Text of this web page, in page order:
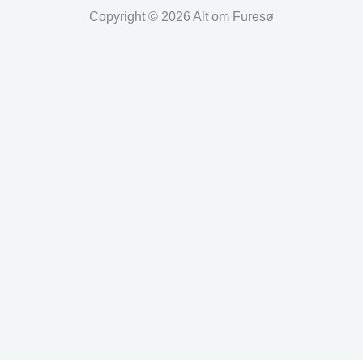
Copyright © 2026 Alt om Furesø